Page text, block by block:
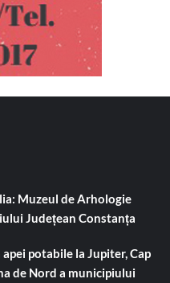
Muzeul de Arhologie
Județean Constanța
potabile la Jupiter, Cap
de Nord a municipiului